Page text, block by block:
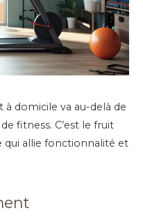
à domicile va au-delà de
fitness. C’est le fruit
qui allie fonctionnalité et